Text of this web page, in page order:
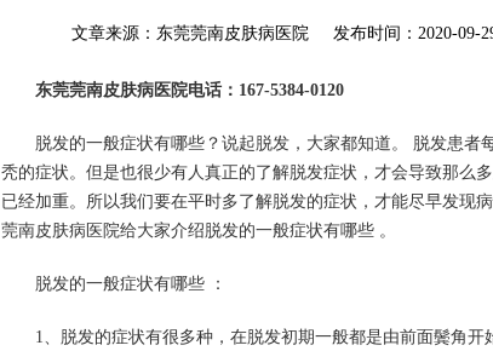
文章来源：东莞莞南皮肤病医院 发布时间：2020-09-
东莞莞南皮肤病医院电话：167-5384-0120
脱发的一般症状有哪些？说起脱发，大家都知道。 脱发患者
秃的症状。但是也很少有人真正的了解脱发症状，才会导致那么
已经加重。所以我们要在平时多了解脱发的症状，才能尽早发现
莞南皮肤病医院给大家介绍脱发的一般症状有哪些 。
脱发的一般症状有哪些 ：
1、脱发的症状有很多种，在脱发初期一般都是由前面鬓角